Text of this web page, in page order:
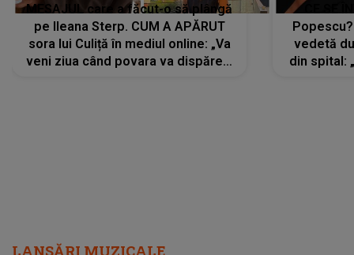
MESAJUL care a făcut-o să plângă
pe Ileana Sterp. CUM A APĂRUT
sora lui Culiță în mediul online: „Va
veni ziua când povara va dispărea,
vedetă
din spital:
LANSĂRI MUZICALE